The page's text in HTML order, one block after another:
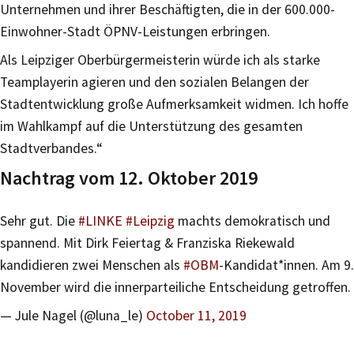
Unternehmen und ihrer Beschäftigten, die in der 600.000-
Einwohner-Stadt ÖPNV-Leistungen erbringen.
Als Leipziger Oberbürgermeisterin würde ich als starke
Teamplayerin agieren und den sozialen Belangen der
Stadtentwicklung große Aufmerksamkeit widmen. Ich hoffe
im Wahlkampf auf die Unterstützung des gesamten
Stadtverbandes.“
Nachtrag vom 12. Oktober 2019
Sehr gut. Die #LINKE #Leipzig machts demokratisch und
spannend. Mit Dirk Feiertag & Franziska Riekewald
kandidieren zwei Menschen als #OBM-Kandidat*innen. Am 9.
November wird die innerparteiliche Entscheidung getroffen.
— Jule Nagel (@luna_le) October 11, 2019